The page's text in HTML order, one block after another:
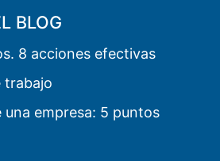
BLOG
8 acciones efectivas
trabajo
empresa: 5 puntos